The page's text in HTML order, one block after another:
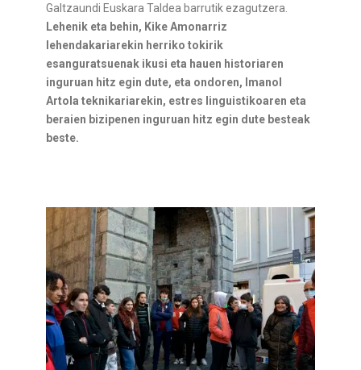
Galtzaundi Euskara Taldea barrutik ezagutzera.
Lehenik eta behin, Kike Amonarriz
lehendakariarekin herriko tokirik
esanguratsuenak ikusi eta hauen historiaren
inguruan hitz egin dute, eta ondoren, Imanol
Artola teknikariarekin, estres linguistikoaren eta
beraien bizipenen inguruan hitz egin dute besteak
beste.